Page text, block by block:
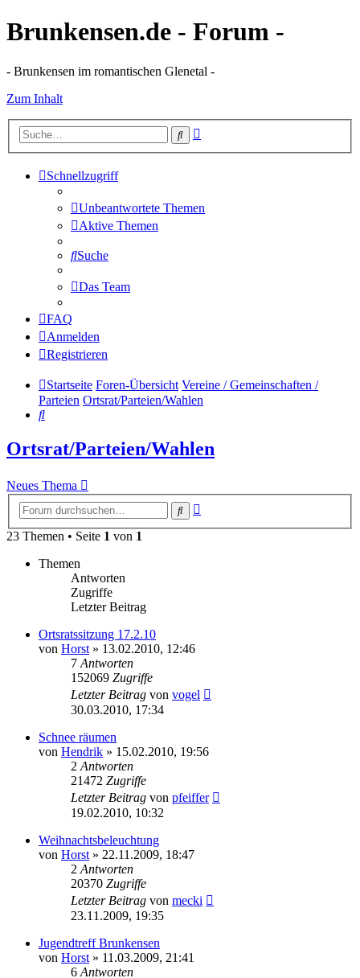
Brunkensen.de - Forum -
- Brunkensen im romantischen Glenetal -
Zum Inhalt
Suche
Schnellzugriff
Unbeantwortete Themen
Aktive Themen
Suche
Das Team
FAQ
Anmelden
Registrieren
Startseite Foren-Übersicht Vereine / Gemeinschaften /
Parteien Ortsrat/Parteien/Wahlen
Suche
Ortsrat/Parteien/Wahlen
Neues Thema
Suche
23 Themen • Seite 1 von 1
Themen
Antworten
Zugriffe
Letzter Beitrag
Ortsratssitzung 17.2.10
von Horst » 13.02.2010, 12:46
7 Antworten
152069 Zugriffe
Letzter Beitrag von vogel
30.03.2010, 17:34
Schnee räumen
von Hendrik » 15.02.2010, 19:56
2 Antworten
21472 Zugriffe
Letzter Beitrag von pfeiffer
19.02.2010, 10:32
Weihnachtsbeleuchtung
von Horst » 22.11.2009, 18:47
2 Antworten
20370 Zugriffe
Letzter Beitrag von mecki
23.11.2009, 19:35
Jugendtreff Brunkensen
von Horst » 11.03.2009, 21:41
6 Antworten